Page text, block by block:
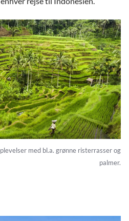
med bl.a. grønne risterrasser og
palmer.